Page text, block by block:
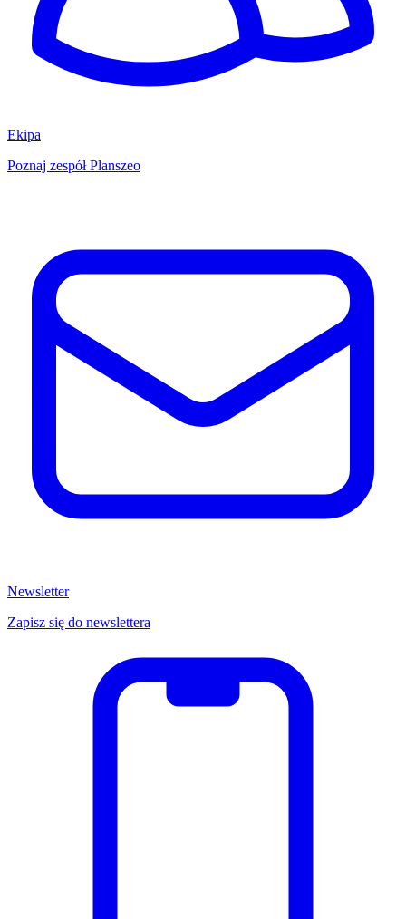
Ekipa
Poznaj zespół Planszeo
Newsletter
Zapisz się do newslettera